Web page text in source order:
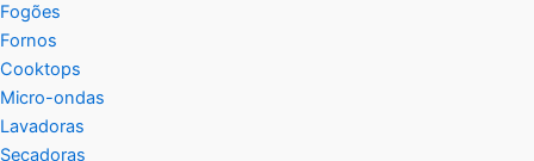
Fogões
Fornos
Cooktops
Micro-ondas
Lavadoras
Secadoras